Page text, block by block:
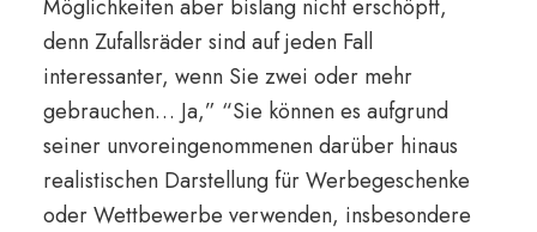
Möglichkeiten aber bislang nicht erschöpft,
denn Zufallsräder sind auf jeden Fall
interessanter, wenn Sie zwei oder mehr
gebrauchen… Ja,” “Sie können es aufgrund
seiner unvoreingenommenen darüber hinaus
realistischen Darstellung für Werbegeschenke
oder Wettbewerbe verwenden, insbesondere